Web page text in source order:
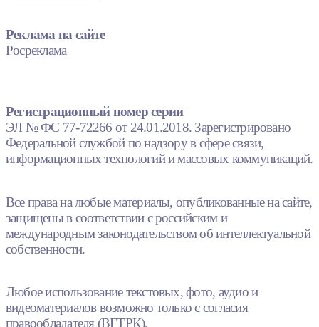
Реклама на сайте
Росреклама
Регистрационный номер серии
ЭЛ № ФС 77-72266 от 24.01.2018. Зарегистрировано
Федеральной службой по надзору в сфере связи,
информационных технологий и массовых коммуникаций.
Все права на любые материалы, опубликованные на сайте,
защищены в соответствии с российским и
международным законодательством об интеллектуальной
собственности.
Любое использование текстовых, фото, аудио и
видеоматериалов возможно только с согласия
правообладателя (ВГТРК).